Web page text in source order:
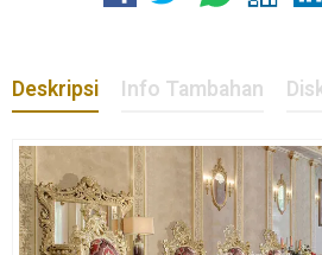
Deskripsi Info Tambahan